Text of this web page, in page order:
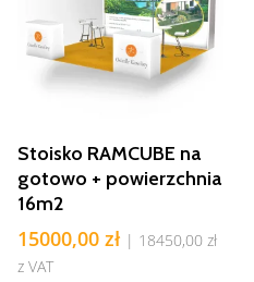
Dodaj Do Koszyka
Stoisko RAMCUBE na
gotowo + powierzchnia
16m2
15000,00zł | 18450,00zł
z VAT